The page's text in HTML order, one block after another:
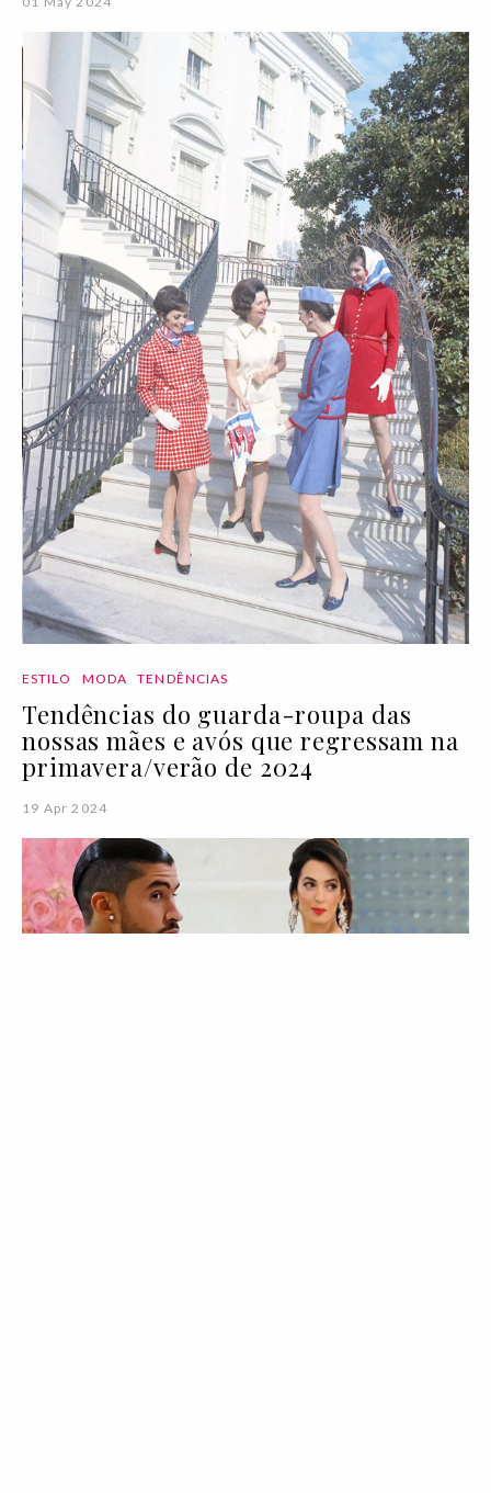
ESTILO MODA TENDÊNCIAS
Tendências do guarda-roupa das
nossas mães e avós que regressam na
primavera/verão de 2024
19 Apr 2024